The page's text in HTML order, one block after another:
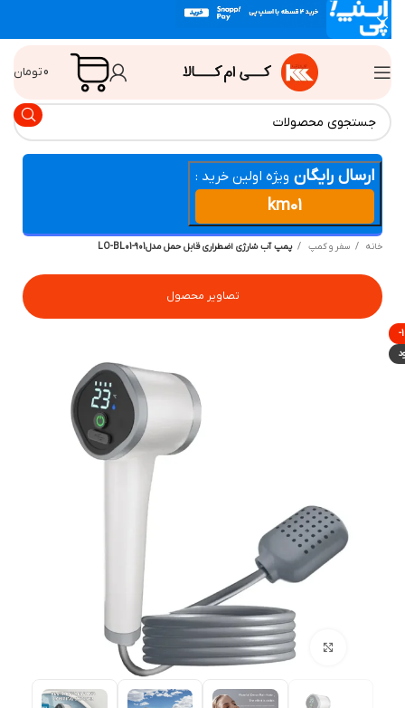
تومان
ارسال رایگان ویژه اولین خرید :
km01
سفر و کمپ پمپ آب شارژی اضطراری قابل حمل مدلLO-BL01-901
تصاویر محصول
بزرگنمایی تصویر